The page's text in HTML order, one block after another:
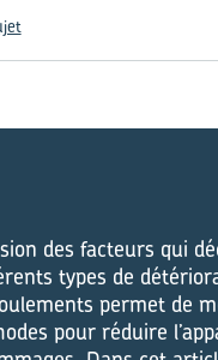
des facteurs qui
types de
permet de
pour réduire